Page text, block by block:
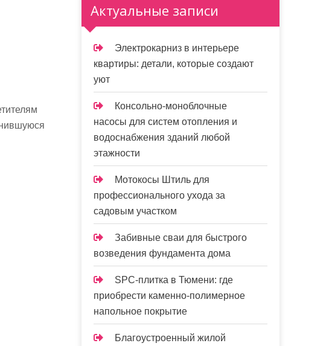
Актуальные записи
Электрокарниз в интерьере
квартиры: детали, которые создают
уют
Консольно-моноблочные
насосы для систем отопления и
водоснабжения зданий любой
этажности
Мотокосы Штиль для
профессионального ухода за
садовым участком
Забивные сваи для быстрого
возведения фундамента дома
SPC-плитка в Тюмени: где
приобрести каменно-полимерное
напольное покрытие
Благоустроенный жилой